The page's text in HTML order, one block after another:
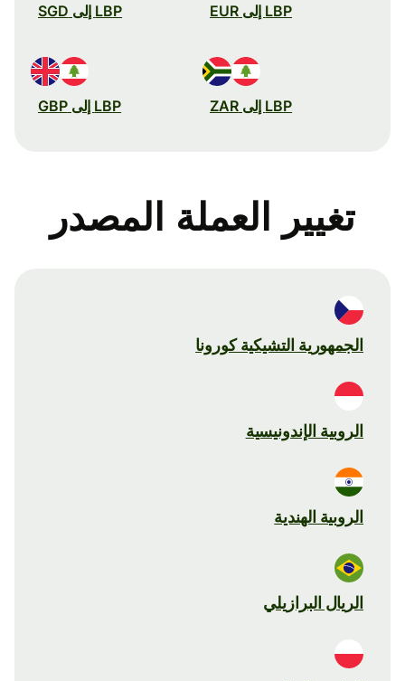
LBP إلى EUR LBP إلى SGD
LBP إلى ZAR LBP إلى GBP
تغيير العملة المصدر
الجمهورية التشيكية كورونا
الروبية الإندونيسية
الروبية الهندية
الريال البرازيلي